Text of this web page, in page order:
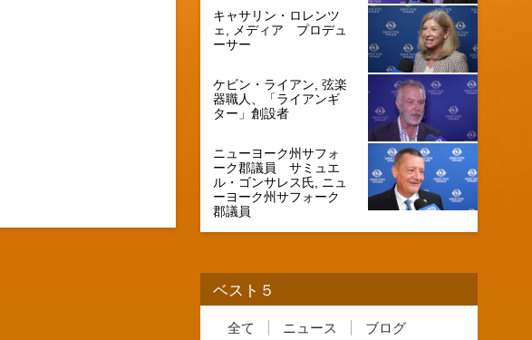
キャサリン・ロレンツ
ェ, メディア プロデュ
ーサー
ケビン・ライアン, 弦楽
器職人、「ライアンギ
ター」創設者
ニューヨーク州サフォ
ーク郡議員 サミュエ
ル・ゴンサレス氏, ニュ
ーヨーク州サフォーク
郡議員
ベスト５
全て ニュース ブログ